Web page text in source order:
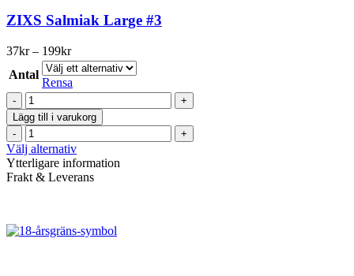
mängd
har
flera
De
olika
väljas
på
produktsidan
ZIXS Salmiak Large #3
37kr – 199krPrisintervall:
37kr
till
199kr
Antal
Rensa
ZIXS
Salmiak
Large
#3
mängd
Lägg till i varukorg
ZIXS
Salmiak
Large
#3
Välj alternativDen
här
produkten
De
Ytterligare information
Frakt & Leverans